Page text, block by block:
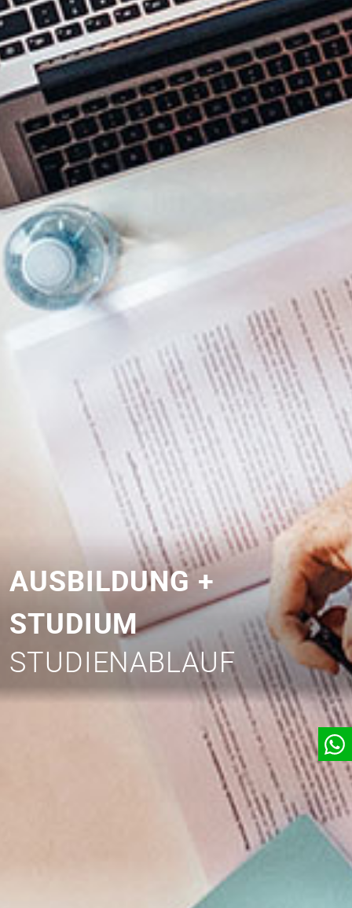
AUSBILDUNG +
STUDIUM
STUDIENABLAUF